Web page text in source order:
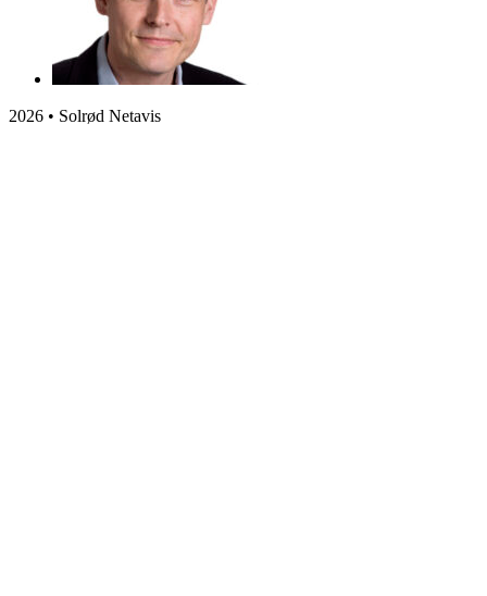
2026 • Solrød Netavis